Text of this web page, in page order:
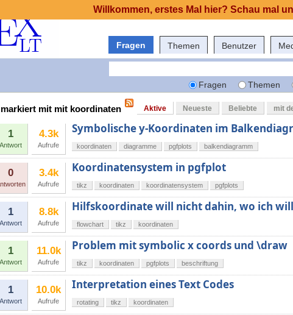
Fragen Themen Benutzer
Fragen Themen
mit mit koordinaten Aktive Neueste Beliebte mit
1
Antwort
4.3k
Aufrufe
Symbolische y-Koordinaten im
koordinaten diagramme pgfplots balkendiagramm
0 3.4k
Aufrufe
Koordinatensystem in pgfplot
tikz koordinaten koordinatensystem pgfplots
1
Antwort
8.8k
Aufrufe
Hilfskoordinate will nicht dahin, wo ich will
flowchart tikz koordinaten
1
Antwort
11.0k
Aufrufe
Problem mit symbolic x coords und \draw
tikz koordinaten pgfplots beschriftung
1
Antwort
10.0k
Aufrufe
Interpretation eines Text Codes
rotating tikz koordinaten
Willkommen, erstes Mal hier? Schau mal